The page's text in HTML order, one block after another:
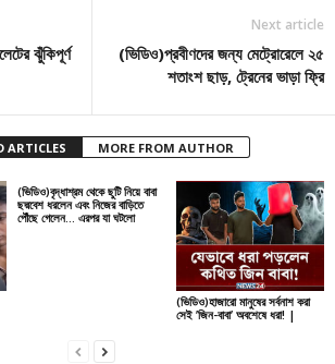
ঝুঁকিপূর্ণ
Next article
(ভিডিও)প্রবীণদের জন্য মেট্রোরেলে ২৫
শতাংশ ছাড়, ট্রেনের ভাড়া ফ্রি
ARTICLES MORE FROM AUTHOR
(ভিডিও)বৃদ্ধাশ্রম থেকে ছুটি নিয়ে বাবা
ছদ্মবেশ ধরলেন এবং নিজের বাড়িতে
পৌঁছে গেলেন… এরপর যা ঘটলো
(ভিডিও)হাজারো মানুষের সর্বনাশ করা
সেই ’জিন-বাবা’ অবশেষে ধরা! |